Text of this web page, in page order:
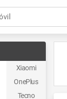
Xiaomi
OnePlus
Tecno